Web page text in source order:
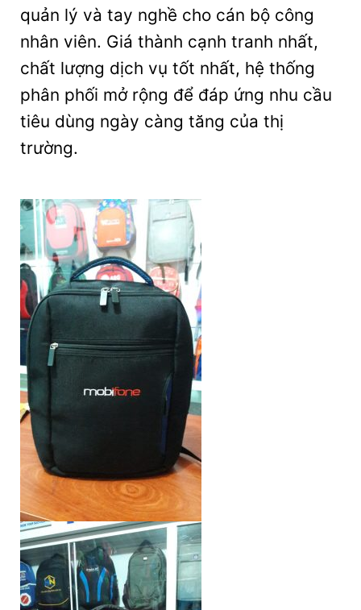
quản lý và tay nghề cho cán bộ công
nhân viên. Giá thành cạnh tranh nhất,
chất lượng dịch vụ tốt nhất, hệ thống
phân phối mở rộng để đáp ứng nhu cầu
tiêu dùng ngày càng tăng của thị
trường.